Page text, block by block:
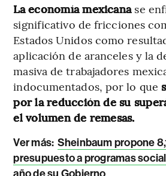
La economía mexicana se
significativo de fricciones
Estados Unidos como
aplicación de aranceles y la
masiva de trabajadores
indocumentados, por lo que
por la reducción de su
el volumen de remesas.
Ver más: Sheinbaum propone
presupuesto a programas